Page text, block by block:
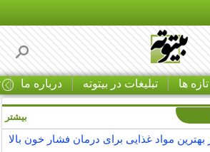
تازه ها تبلیغات در بیتوته درباره ما
بیشتر